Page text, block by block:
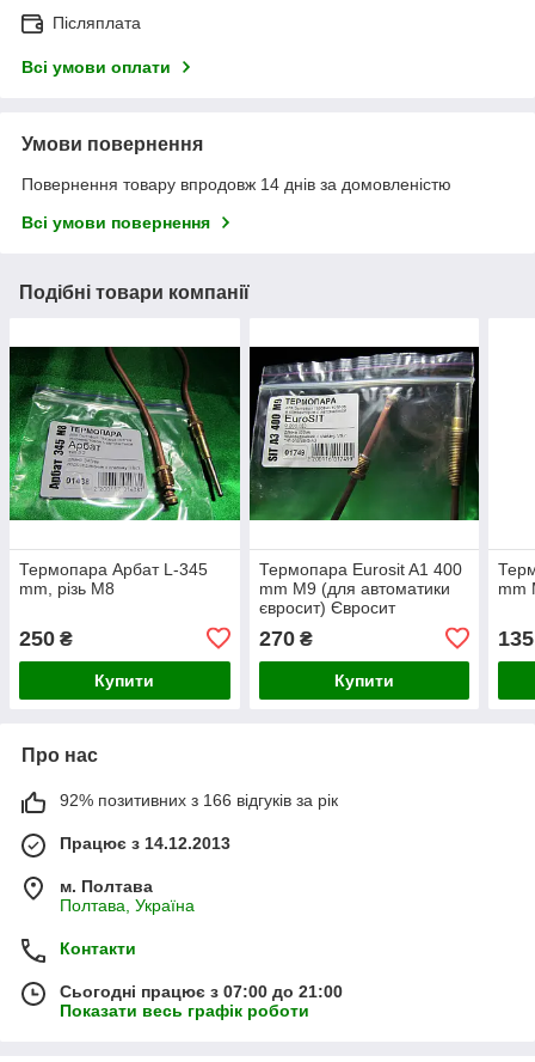
Післяплата
Всі умови оплати
Умови повернення
Повернення товару впродовж 14 днів за домовленістю
Всі умови повернення
Подібні товари компанії
Термопара Арбат L-345
mm, різь M8
250 ₴
Купити
Термопара Eurosit A1 400
mm M9 (для автоматики
євросит) Євросит
270₴
Купити
mm
135
Про нас
92% позитивних з 166 відгуків за рік
Працює з 14.12.2013
м. Полтава
Полтава, Україна
Контакти
Сьогодні працює з 07:00 до 21:00
Показати весь графік роботи